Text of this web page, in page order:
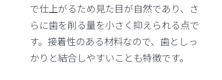
で仕上がるため見た目が自然であり、さ
らに歯を削る量を小さく抑えられる点で
す。接着性のある材料なので、歯としっ
かりと結合しやすいことも特徴です。